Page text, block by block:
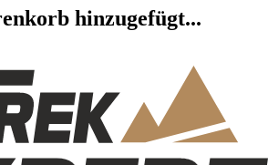
hinzugefügt...